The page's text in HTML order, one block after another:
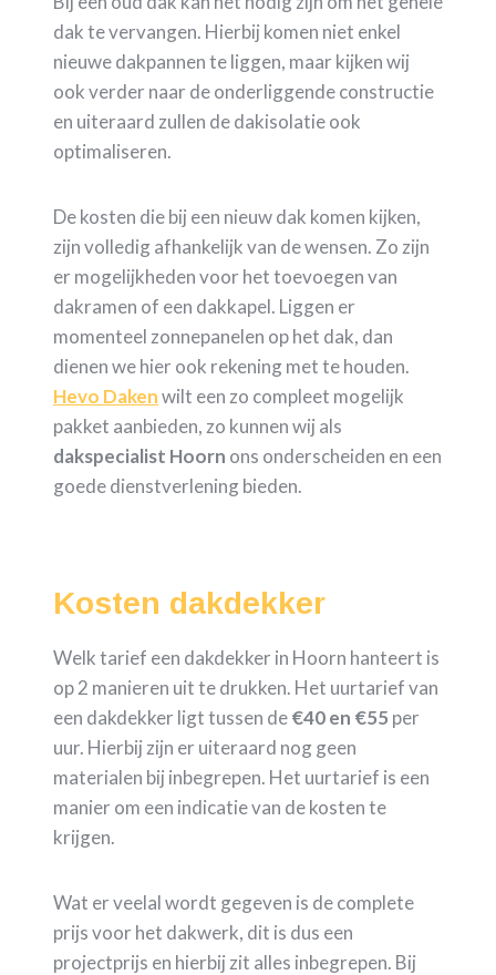
dak te vervangen. Hierbij komen niet enkel
nieuwe dakpannen te liggen, maar kijken wij
ook verder naar de onderliggende constructie
en uiteraard zullen de dakisolatie ook
optimaliseren.
De kosten die bij een nieuw dak komen kijken,
zijn volledig afhankelijk van de wensen. Zo zijn
er mogelijkheden voor het toevoegen van
dakramen of een dakkapel. Liggen er
momenteel zonnepanelen op het dak, dan
dienen we hier ook rekening met te houden.
Hevo Dakenwilt een zo compleet mogelijk
pakket aanbieden, zo kunnen wij als
dakspecialist Hoorn ons onderscheiden en een
goede dienstverlening bieden.
Kosten dakdekker
Welk tarief een dakdekker in Hoorn hanteert is
op 2 manieren uit te drukken. Het uurtarief van
een dakdekker ligt tussen de€40 en €55 per
uur. Hierbij zijn er uiteraard nog geen
materialen bij inbegrepen. Het uurtarief is een
manier om een indicatie van de kosten te
krijgen.
Wat er veelal wordt gegeven is de complete
prijs voor het dakwerk, dit is dus een
projectprijs en hierbij zit alles inbegrepen. Bij